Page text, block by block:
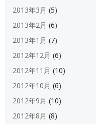
2013年3月 (5)
2013年2月 (6)
2013年1月 (7)
2012年12月 (6)
2012年11月 (10)
2012年10月 (6)
2012年9月 (10)
2012年8月 (8)